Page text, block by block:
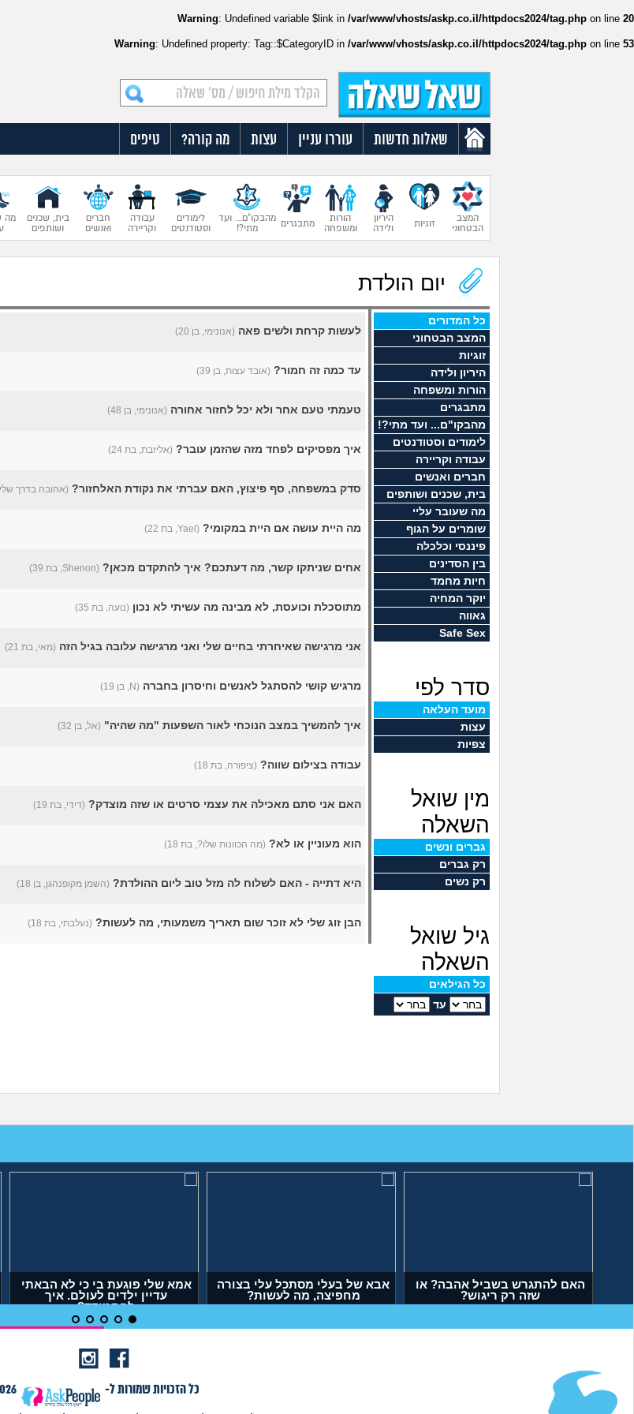
Warning: Undefined variable $link in /var/www/vhosts/askp.co.il/httpdocs2024/tag.php on line 20
Warning: Undefined property: Tag::$CategoryID in /var/www/vhosts/askp.co.il/httpdocs2024/tag.php on line 53
שאלות חדשות עוררו עניין עצות מה קורה? טיפים
המצב
הבטחוני
זוגיות
היריון
ולידה
הורות
ומשפחה
מתבגרים
מהבקו"ם... ועד
מתי?!
לימודים
וסטודנטים
עבודה
וקריירה
חברים
ואנשים
בית, שכנים
ושותפים
מה
יום הולדת
כל המדורים
המצב הבטחוני
זוגיות
היריון ולידה
הורות ומשפחה
מתבגרים
מהבקו"ם... ועד מתי?!
לימודים וסטודנטים
עבודה וקריירה
חברים ואנשים
בית, שכנים ושותפים
מה שעובר עליי
שומרים על הגוף
פיננסי וכלכלה
בין הסדינים
חיות מחמד
יוקר המחיה
גאווה
Safe Sex
סדר לפי
מועד העלאה
עצות
צפיות
מין שואל
השאלה
גברים ונשים
רק גברים
רק נשים
גיל שואל
השאלה
כל הגילאים
עד
לעשות קרחת ולשים פאה (אנונימי, בן 20)
עד כמה זה חמור? (אובד עצות, בן 39)
טעמתי טעם אחר ולא יכל לחזור אחורה (אנונימי, בן 48)
איך מפסיקים לפחד מזה שהזמן עובר? (אליזבת, בת 24)
סדק במשפחה, סף פיצוץ, האם עברתי את נקודת האלחזור? (אהובה בדרך שלי,
מה היית עושה אם היית במקומי? (Yael, בת 22)
אחים שניתקו קשר, מה דעתכם? איך להתקדם מכאן? (Shenon, בת 39)
מתוסכלת וכועסת, לא מבינה מה עשיתי לא נכון (נועה, בת 35)
אני מרגישה שאיחרתי בחיים שלי ואני מרגישה עלובה בגיל הזה (מאי, בת 21)
מרגיש קושי להסתגל לאנשים וחיסרון בחברה (N, בן 19)
איך להמשיך במצב הנוכחי לאור השפעות "מה שהיה" (אל, בן 32)
עבודה בצילום שווה? (ציפורה, בת 18)
האם אני סתם מאכילה את עצמי סרטים או שזה מוצדק? (דידי, בת 19)
הוא מעוניין או לא? (מה הכוונות שלו?, בת 18)
היא דתייה - האם לשלוח לה מזל טוב ליום ההולדת? (השמן מקופנהגן, בן 18)
הבן זוג שלי לא זוכר שום תאריך משמעותי, מה לעשות? (נעלבתי, בת 18)
אמא שלי פוגעת בי כי לא הבאתי
עדיין ילדים לעולם. איך
להתמודד?
(אנונימית, בת 29)
אבא של בעלי מסתכל עלי בצורה
מחפיצה, מה לעשות?
האם להתגרש בשביל אהבה? או
שזה רק ריגוש?
כל הזכויות שמורות ל-